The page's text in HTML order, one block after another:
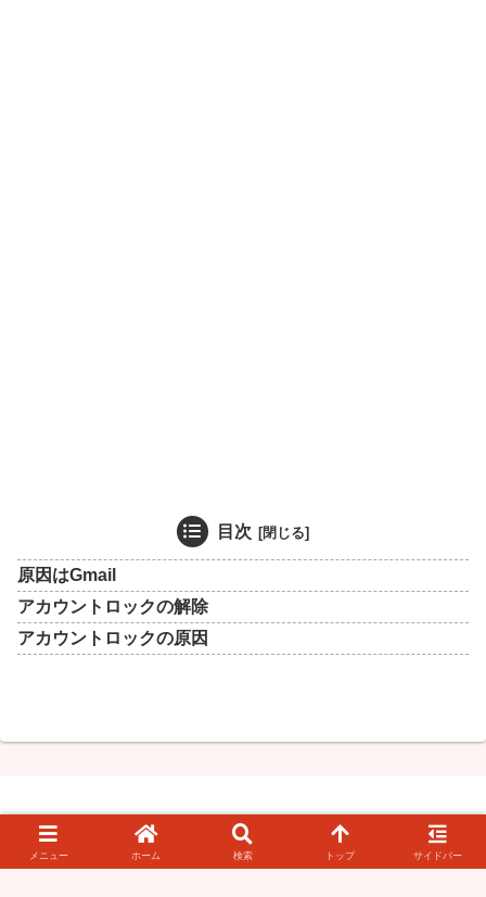
目次
原因はGmail
アカウントロックの解除
アカウントロックの原因
このブログについて お問い合わせ・情報提供
© 2008-2026 知らなきゃ絶対損するPCマル秘ワザ.
メニュー ホーム 検索 トップ サイドバー